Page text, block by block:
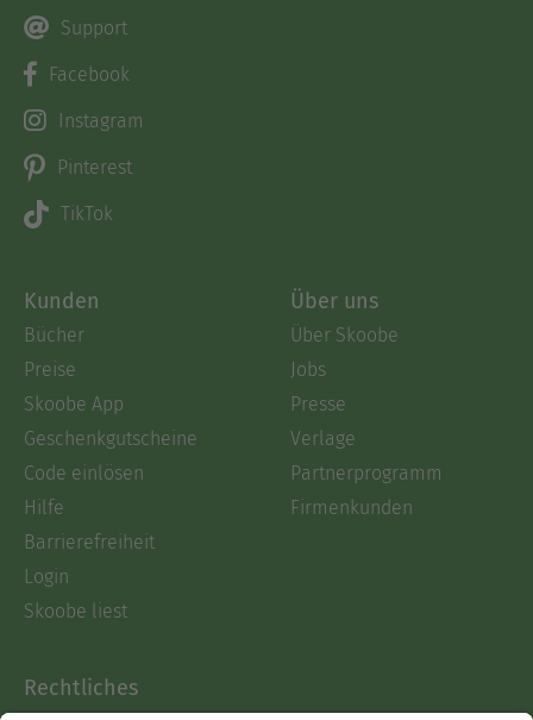
Support
Facebook
Instagram
Pinterest
TikTok
Kunden
Bücher
Preise
Skoobe App
Geschenkgutscheine
Code einlösen
Hilfe
Barrierefreiheit
Login
Skoobe liest
Über uns
Über Skoobe
Jobs
Presse
Verlage
Partnerprogramm
Firmenkunden
Rechtliches